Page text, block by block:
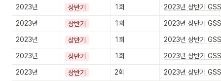
2023년 상반기 1회 2023년 상반기
2023년 상반기 1회 2023년 상반기
2023년 상반기 1회 2023년 상반기
2023년 상반기 1회 2023년 상반기
2023년 상반기 2회 2023년 상반기